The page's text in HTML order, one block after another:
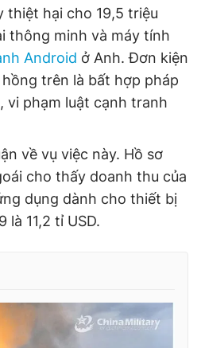
Liên hệ quảng cáo
0908 780 404
RSS Tòa soạn Chính sách bảo
Toàn
Hải Thành
Dũng
Hưng
- BTTTT cấp ngày 24.3.2020
về Báo Thanh Niên. Cấm sao
không có sự chấp thuận bằng văn
JSC.
thiệt hại cho 19,5 triệu
thông minh và máy tính
Android ở Anh. Đơn kiện
trên là bất hợp pháp
vi phạm luật cạnh tranh
về vụ việc này. Hồ sơ
cho thấy doanh thu của
dụng dành cho thiết bị
là 11,2 tỉ USD.